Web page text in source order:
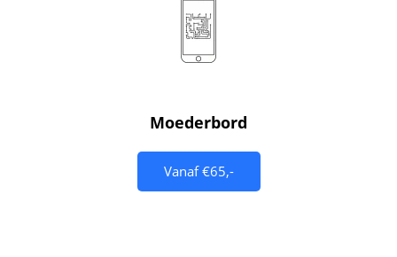
Moederbord
Vanaf €65,-